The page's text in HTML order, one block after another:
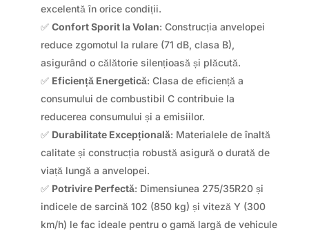
excelentă în orice condiții.
✅ Confort Sporit la Volan: Construcția anvelopei
reduce zgomotul la rulare (71 dB, clasa B),
asigurând o călătorie silențioasă și plăcută.
✅ Eficiență Energetică: Clasa de eficiență a
consumului de combustibil C contribuie la
reducerea consumului și a emisiilor.
✅ Durabilitate Excepțională: Materialele de înaltă
calitate și construcția robustă asigură o durată de
viață lungă a anvelopei.
✅ Potrivire Perfectă: Dimensiunea 275/35R20 și
indicele de sarcină 102 (850 kg) și viteză Y (300
km/h) le fac ideale pentru o gamă largă de vehicule